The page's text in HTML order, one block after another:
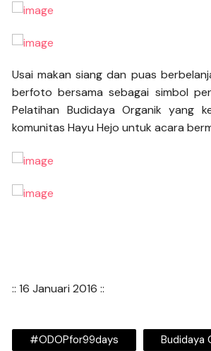
Usai makan siang dan puas
berfoto bersama sebagai simbol
Pelatihan Budidaya Organik yang
komunitas Hayu Hejo untuk acara
:: 16 Januari 2016 ::
#ODOPfor99days Budidaya